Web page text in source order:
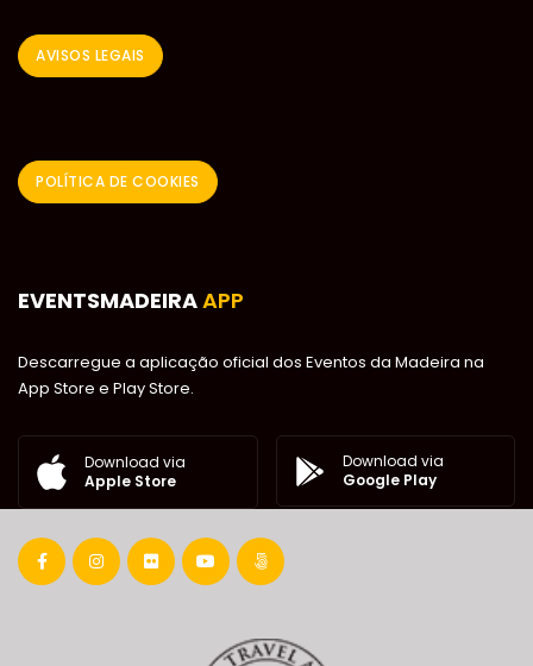
AVISOS LEGAIS
POLÍTICA DE COOKIES
EVENTSMADEIRAAPP
Descarregue a aplicação oficial dos Eventos da Madeira na
App Store e Play Store.
Download via
Apple Store
Download via
Google Play